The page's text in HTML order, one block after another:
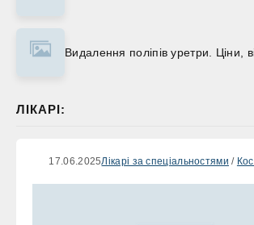
Видалення поліпів уретри. Ціни,
ЛІКАРІ:
17.06.2025Лікарі за спеціальностями /